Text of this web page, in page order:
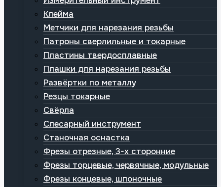
Клейма
Метчики для нарезания резьбы
Патроны сверлильные и токарные
Пластины твердосплавные
Плашки для нарезания резьбы
Развёртки по металлу
Резцы токарные
Свёрла
Слесарный инструмент
Станочная оснастка
Фрезы отрезные, 3-х сторонние
Фрезы торцевые, червячные, модульные
Фрезы концевые, шпоночные